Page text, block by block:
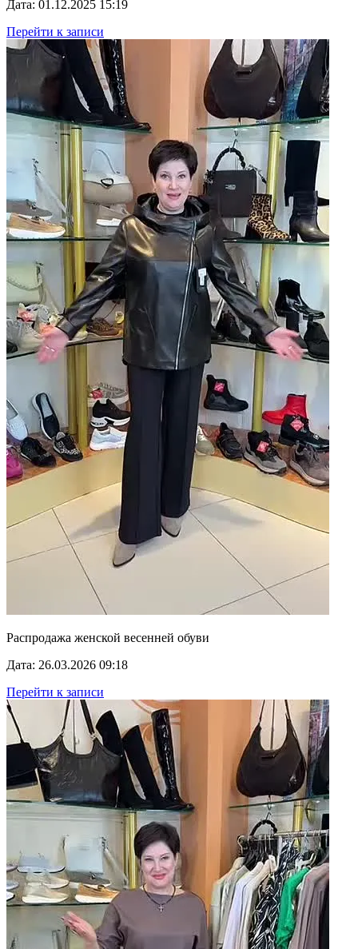
Дата: 01.12.2025 15:19
Перейти к записи
Распродажа женской весенней обуви
Дата: 26.03.2026 09:18
Перейти к записи